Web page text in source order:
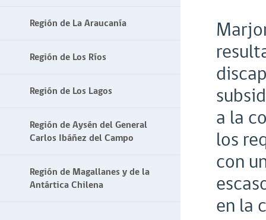
Región de La Araucanía
Región de Los Ríos
Región de Los Lagos
Región de Aysén del General
Carlos Ibáñez del Campo
Región de Magallanes y de la
Antártica Chilena
a la
los
con
en la